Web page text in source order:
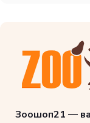
Зоошоп21 —